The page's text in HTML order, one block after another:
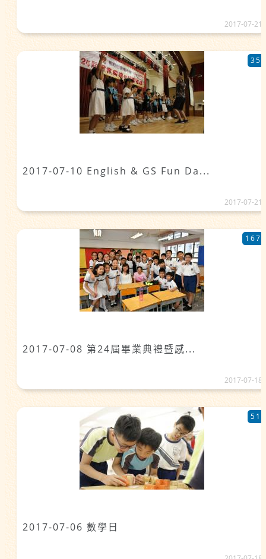
2017-07-21
2017-07-10 English & GS Fun Da...
35
2017-07-21
2017-07-08 第24屆畢業典禮暨感...
167
2017-07-18
2017-07-06 數學日
51